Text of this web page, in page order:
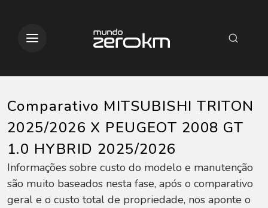
Comparativo MITSUBISHI TRITON
2025/2026 X PEUGEOT 2008 GT
1.0 HYBRID 2025/2026
Informações sobre custo do modelo e manutenção
são muito baseados nesta fase, após o comparativo
geral e o custo total de propriedade, nos aponte o